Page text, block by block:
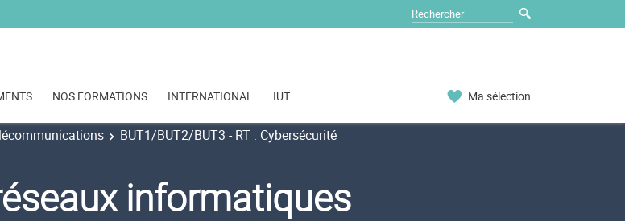
NOS FORMATIONS INTERNATIONAL IUT Ma sélection
BUT1/BUT2/BUT3 - RT : Cybersécurité
informatiques